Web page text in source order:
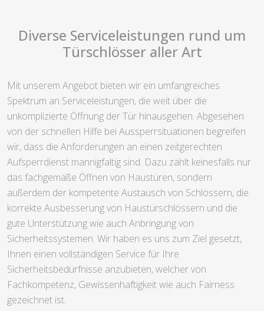
Diverse Serviceleistungen rund um
Türschlösser aller Art
Mit unserem Angebot bieten wir ein umfangreiches
Spektrum an Serviceleistungen, die weit über die
unkomplizierte Öffnung der Tür hinausgehen. Abgesehen
von der schnellen Hilfe bei Aussperrsituationen begreifen
wir, dass die Anforderungen an einen zeitgerechten
Aufsperrdienst mannigfaltig sind. Dazu zählt keinesfalls nur
das fachgemäße Öffnen von Haustüren, sondern
außerdem der kompetente Austausch von Schlössern, die
korrekte Ausbesserung von Haustürschlössern und die
gute Unterstützung wie auch Anbringung von
Sicherheitssystemen. Wir haben es uns zum Ziel gesetzt,
Ihnen einen vollständigen Service für Ihre
Sicherheitsbedürfnisse anzubieten, welcher von
Fachkompetenz, Gewissenhaftigkeit wie auch Fairness
gezeichnet ist.